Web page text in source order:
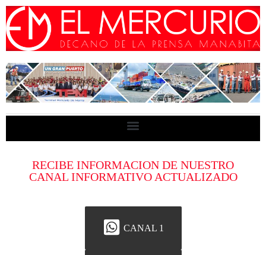
RECIBE INFORMACION DE NUESTRO
CANAL INFORMATIVO ACTUALIZADO
CANAL 1